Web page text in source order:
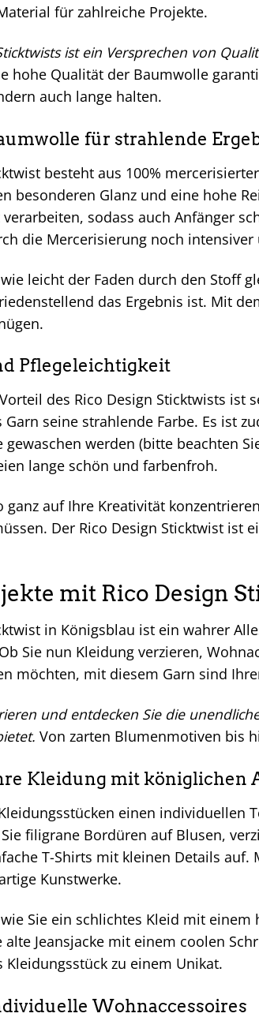
für zahlreiche Projekte.
ist ein Versprechen von
hohe Qualität der Baumwolle
auch lange halten.
für strahlende
besteht aus 100%
besonderen Glanz und eine hohe
sodass auch Anfänger
die Mercerisierung noch intensiver
leicht der Faden durch den Stoff
das Ergebnis ist. Mit
Pflegeleichtigkeit
des Rico Design Sticktwists ist
Garn seine strahlende Farbe. Es ist
gewaschen werden (bitte beachten
lange schön und farbenfroh.
ganz auf Ihre Kreativität
Der Rico Design Sticktwist ist
mit Rico Design
in Königsblau ist ein wahrer
Sie nun Kleidung verzieren,
möchten, mit diesem Garn sind
und entdecken Sie die
Von zarten Blumenmotiven bis
Kleidung mit königlichen
einen individuellen
filigrane Bordüren auf Blusen,
T-Shirts mit kleinen Details auf.
Kunstwerke.
Sie ein schlichtes Kleid mit
Jeansjacke mit einem coolen
Kleidungsstück zu einem Unikat.
Wohnaccessoires